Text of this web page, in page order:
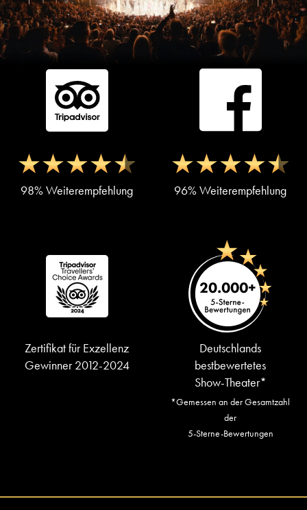
98% Weiterempfehlung 96% Weiterempfehlung
Zertifikat für Exzellenz
Gewinner 2012-2024
Deutschlands
bestbewertetes
Show-Theater*
*Gemessen an der Gesamtzahl
der
5-Sterne-Bewertungen